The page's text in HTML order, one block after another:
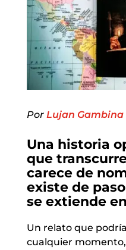
Por Lujan Gambina
Una historia
que
carece de
existe de
se extiende
Un relato que
cualquier